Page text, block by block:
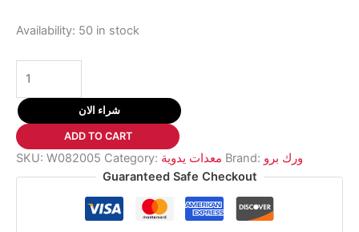
Availability: 50 in stock
عدة
صاج
2
درج
خدمة
شاقة
شراء الان
ADD TO CART
SKU: W082005 Category: معدات يدوية Brand: ورك برو
Guaranteed Safe Checkout